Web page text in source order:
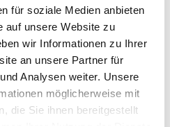
für soziale Medien anbieten
auf unsere Website zu
wir Informationen zu Ihrer
an unsere Partner für
Analysen weiter. Unsere
möglicherweise mit
die Sie ihnen bereitgestellt
11.08-13.08.
€*